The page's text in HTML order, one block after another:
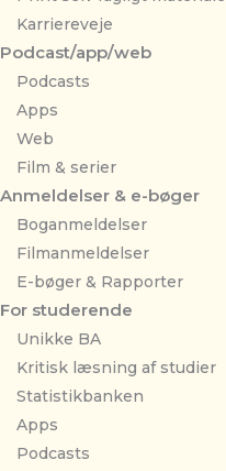
Karriereveje
Podcast/app/web
Podcasts
Apps
Web
Film & serier
Anmeldelser & e-bøger
Boganmeldelser
Filmanmeldelser
E-bøger & Rapporter
For studerende
Unikke BA
Kritisk læsning af studier
Statistikbanken
Apps
Podcasts